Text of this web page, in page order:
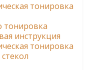
тонировка
тонировка
инструкция
тонировка